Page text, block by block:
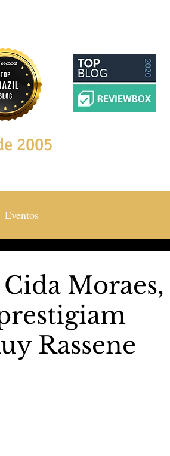
2005
Eventos
& Bem Estar
Marujo Carioca
São Paulo Negocio
Moraes,
Rassene